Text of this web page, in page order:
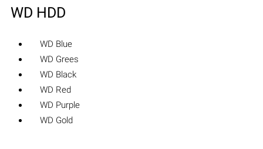
WD HDD
WD Blue
WD Grees
WD Black
WD Red
WD Purple
WD Gold